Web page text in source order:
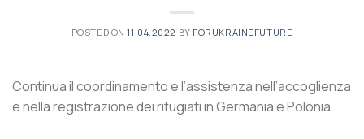
POSTED ON11.04.2022 BY FORUKRAINEFUTURE
Continua il coordinamento e l’assistenza nell’accoglienza
e nella registrazione dei rifugiati in Germania e Polonia.